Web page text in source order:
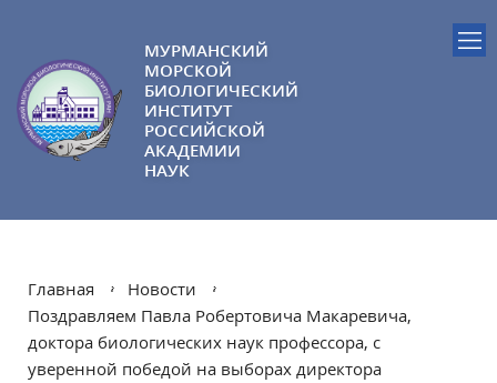
МУРМАНСКИЙ
МОРСКОЙ
БИОЛОГИЧЕСКИЙ
ИНСТИТУТ
РОССИЙСКОЙ
АКАДЕМИИ
НАУК
Главная
Новости
Поздравляем Павла Робертовича Макаревича,
доктора биологических наук профессора, с
уверенной победой на выборах директора